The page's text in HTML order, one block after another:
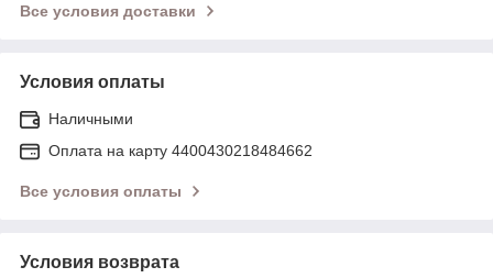
Все условия доставки
Условия оплаты
Наличными
Оплата на карту 4400430218484662
Все условия оплаты
Условия возврата